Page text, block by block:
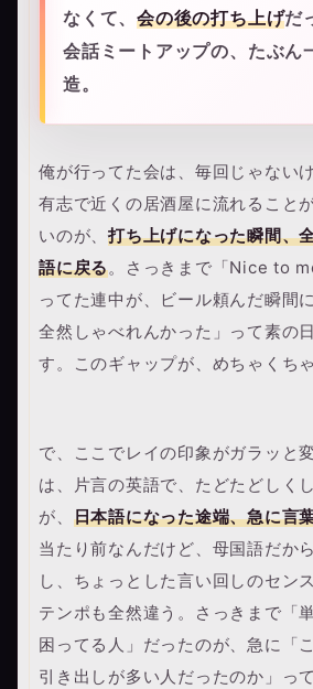
なくて、会の後の打ち上げだ
会話ミートアップの、たぶん
造。
俺が行ってた会は、毎回じゃない
有志で近くの居酒屋に流れること
いのが、 打ち上げになった瞬間、
語に戻る。さっきまで「Nice to
ってた連中が、ビール頼んだ瞬間
全然しゃべれんかった」って素の
す。このギャップが、めちゃくちゃ
で、ここでレイの印象がガラッと
は、片言の英語で、たどたどしく
が、 日本語になった途端、急に言
当たり前なんだけど、母国語だか
し、ちょっとした言い回しのセン
テンポも全然違う。さっきまで「
困ってる人」だったのが、急に「
引き出しが多い人だったのか」って